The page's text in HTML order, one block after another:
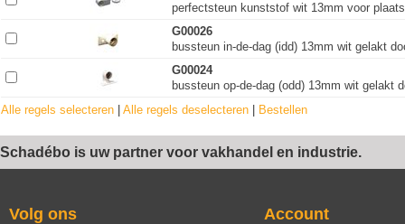
perfectsteun kunststof wit 13mm voor
G00026
bussteun in-de-dag (idd) 13mm wit gelakt
G00024
bussteun op-de-dag (odd) 13mm wit gelakt
Alle regels selecteren
Alle regels deselecteren Bestellen
Schadébo is uw partner voor vakhandel en industrie.
Volg ons Account